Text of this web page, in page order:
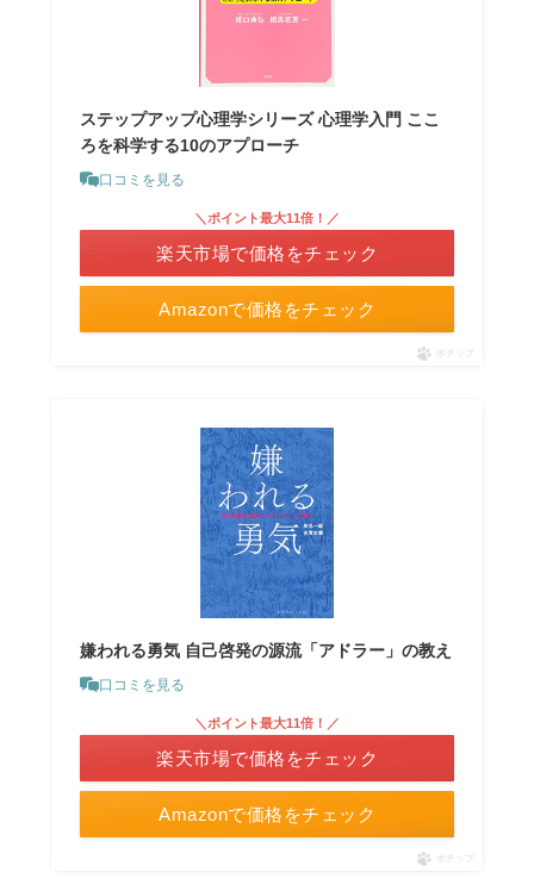
ステップアップ心理学シリーズ 心理学入門 ここ
ろを科学する10のアプローチ
口コミを見る
Amazonで価格をチェック
＼ポイント最大11倍！／
楽天市場で価格をチェック
ポチップ
嫌われる勇気 自己啓発の源流「アドラー」の教え
口コミを見る
Amazonで価格をチェック
＼ポイント最大11倍！／
楽天市場で価格をチェック
ポチップ